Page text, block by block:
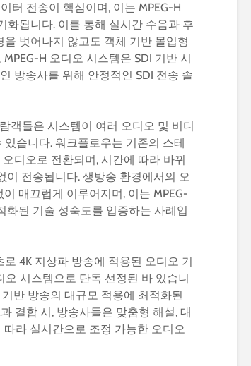
터 전송이 핵심이며, 이는 MPEG-H
화됩니다. 이를 통해 실시간 수음과 후
벗어나지 않고도 객체 기반 몰입형
H 오디오 시스템은 SDI 기반 시
방송사를 위해 안정적인 SDI 전송 솔
객들은 시스템이 여러 오디오 및 비디
습니다. 워크플로우는 기존의 스테
디오로 전환되며, 시간에 따라 바뀌
이 전송됩니다. 생방송 환경에서의 오
매끄럽게 이루어지며, 이는 MPEG-
화된 기술 성숙도를 입증하는 사례입
4K 지상파 방송에 적용된 오디오 기
시스템으로 단독 선정된 바 있습니
반 방송의 대규모 적용에 최적화된
결합 시, 방송사들은 맞춤형 해설, 대
라 실시간으로 조정 가능한 오디오